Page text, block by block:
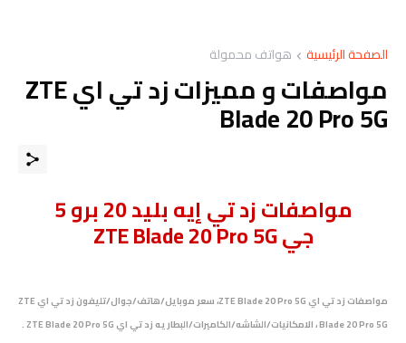
الصفحة الرئيسية هواتف محمولة
مواصفات و مميزات زد تي اي ZTE
Blade 20 Pro 5G
مواصفات زد تي إيه بليد 20 برو 5
جي ZTE Blade 20 Pro 5G
مواصفات زد تي اي ZTE Blade 20 Pro 5G، سعر موبايل/هاتف/جوال/تليفون زد تي اي ZTE
Blade 20 Pro 5G ، الامكانيات/الشاشه/الكاميرات/البطاريه زد تي اي ZTE Blade 20 Pro 5G .